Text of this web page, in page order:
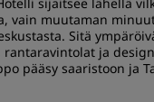
vain muutaman
Sitä
ja
pääsy saaristoon ja